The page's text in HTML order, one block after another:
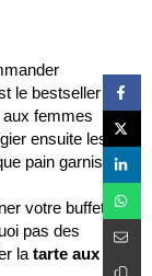
le bestseller
aux femmes
ensuite les
pain garnis
votre buffet
pas des
la tarte aux